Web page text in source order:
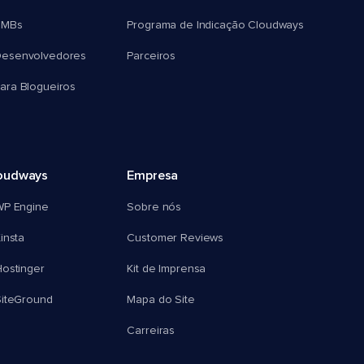
Blogueiros
Programa de Indicação Cloudways
Parceiros
Engine
Empresa
Sobre nós
Customer Reviews
Kit de Imprensa
Mapa do Site
Carreiras